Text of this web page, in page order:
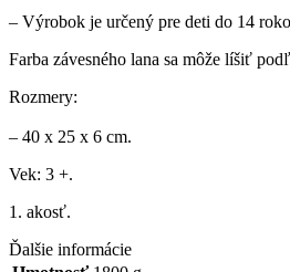
– Výrobok je určený pre deti do 14
Farba závesného lana sa môže líšiť
Rozmery:
– 40 x 25 x 6 cm.
Vek: 3 +.
1. akosť.
Ďalšie informácie